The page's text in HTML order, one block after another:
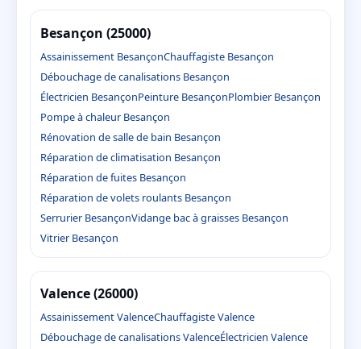
Besançon (25000)
Assainissement BesançonChauffagiste Besançon
Débouchage de canalisations Besançon
Électricien BesançonPeinture BesançonPlombier Besançon
Pompe à chaleur Besançon
Rénovation de salle de bain Besançon
Réparation de climatisation Besançon
Réparation de fuites Besançon
Réparation de volets roulants Besançon
Serrurier BesançonVidange bac à graisses Besançon
Vitrier Besançon
Valence (26000)
Assainissement ValenceChauffagiste Valence
Débouchage de canalisations ValenceÉlectricien Valence